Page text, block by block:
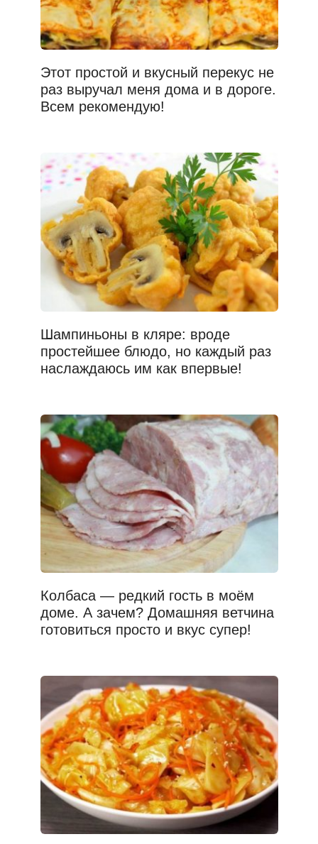
Этот простой и вкусный перекус не
раз выручал меня дома и в дороге.
Всем рекомендую!
Шампиньоны в кляре: вроде
простейшее блюдо, но каждый раз
наслаждаюсь им как впервые!
Колбаса — редкий гость в моём
доме. А зачем? Домашняя ветчина
готовиться просто и вкус супер!